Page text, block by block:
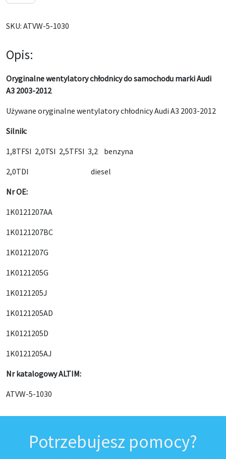
SKU: ATVW-5-1030
Opis:
Oryginalne wentylatory chłodnicy do samochodu marki Audi
A3 2003-2012
Używane oryginalne wentylatory chłodnicy Audi A3 2003-2012
Silnik:
1,8TFSI 2,0TSI 2,5TFSI 3,2 benzyna
2,0TDI diesel
Nr OE:
1K0121207AA
1K0121207BC
1K0121207G
1K0121205G
1K0121205J
1K0121205AD
1K0121205D
1K0121205AJ
Nr katalogowy ALTIM:
ATVW-5-1030
Potrzebujesz pomocy?